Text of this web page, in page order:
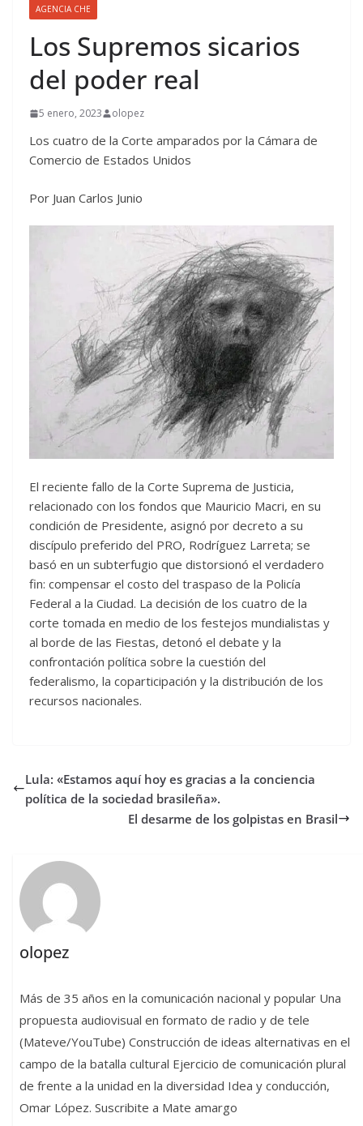
AGENCIA CHE
Los Supremos sicarios
del poder real
5 enero, 2023 olopez
Los cuatro de la Corte amparados por la Cámara de
Comercio de Estados Unidos
Por Juan Carlos Junio
El reciente fallo de la Corte Suprema de Justicia,
relacionado con los fondos que Mauricio Macri, en su
condición de Presidente, asignó por decreto a su
discípulo preferido del PRO, Rodríguez Larreta; se
basó en un subterfugio que distorsionó el verdadero
fin: compensar el costo del traspaso de la Policía
Federal a la Ciudad. La decisión de los cuatro de la
corte tomada en medio de los festejos mundialistas y
al borde de las Fiestas, detonó el debate y la
confrontación política sobre la cuestión del
federalismo, la coparticipación y la distribución de los
recursos nacionales.
Lula: «Estamos aquí hoy es gracias a la conciencia
política de la sociedad brasileña».
El desarme de los golpistas en Brasil
olopez
Más de 35 años en la comunicación nacional y popular Una
propuesta audiovisual en formato de radio y de tele
(Mateve/YouTube) Construcción de ideas alternativas en el
campo de la batalla cultural Ejercicio de comunicación plural
de frente a la unidad en la diversidad Idea y conducción,
Omar López. Suscribite a Mate amargo